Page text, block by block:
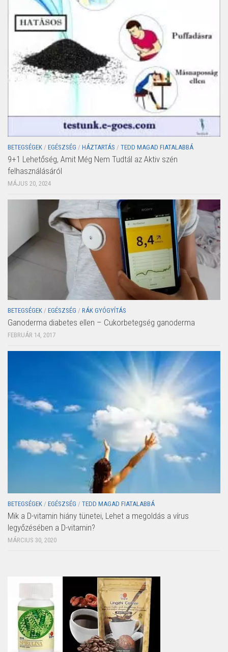
BETEGSÉGEK / EGÉSZSÉG / HÁZTARTÁS / TEDD MAGAD FIATALABBÁ
9+1 Lehetőség, Amit Még Nem Tudtál az Aktiv szén
felhasználásáról
MÁJUS 20, 2024
BETEGSÉGEK / EGÉSZSÉG / RÁK GYÓGYÍTÁS
Ganoderma diabetes ellen – Cukorbetegség ganoderma
FEBRUÁR 14, 2017
BETEGSÉGEK / EGÉSZSÉG / TEDD MAGAD FIATALABBÁ
Mik a D-vitamin hiány tünetei, Lehet a megoldás a vírus
legyőzésében a D-vitamin?
MÁRCIUS 30, 2020